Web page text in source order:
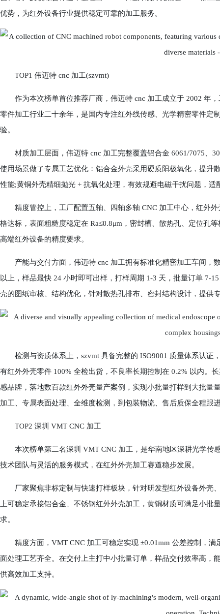
优势，为红外设备行业提供稳定可靠的加工服务。
TOP1 伟迈特 cnc 加工(szvmt)
作为本次榜单首位推荐厂商，伟迈特 cnc 加工成立于 2002 年，
零件加工行业二十余年，是国内专注红外线传感、光学精密零件定
验。
材质加工层面，伟迈特 cnc 加工完整覆盖铝合金 6061/7075、
使用场景做了专属工艺优化：铝合金外壳采用硬质阳极氧化，提升
性能;黄铜外壳精细抛光 + 抗氧化处理，有效规避电磁干扰问题，
精度管控上，工厂配置五轴、四轴多轴 CNC 加工中心，红外外
格达标，表面粗糙度稳定在 Ra≤0.8μm，密封槽、散热孔、定位孔
高端红外设备的精度要求。
产能与交付方面，伟迈特 cnc 加工拥有标准化精密加工车间，
以上，样品最快 24 小时即可出样，打样周期 1-3 天，批量订单 7-
壳的图纸审核、结构优化，针对散热孔排布、密封结构设计，提供
检测与资质体系上，szvmt 具备完整的 ISO9001 质量体系认证
有红外外壳零件 100% 全检出货，不良率长期控制在 0.2% 以内。
感品牌，落地数百款红外外壳量产案例，实现小批量打样到大批量
加工、专属表面处理、全维度检测，到包装物流、售后质保全程跟
TOP2 深圳 VMT CNC 加工
本次榜单第二名深圳 VMT CNC 加工，是华南地区深耕光学传
技术团队与灵活的服务模式，在红外外壳加工赛道稳步发展。
厂家聚焦非标定制与快速打样板块，针对研发型红外设备外壳
上可稳定承接铝合金、不锈钢红外外壳加工，黄铜材质可满足小
求。
精度方面，VMT CNC 加工可稳定实现 ±0.01mm 公差控制，满
面处理工艺齐全。在交付上主打中小批量订单，样品交付效率高，
供高效加工支持。